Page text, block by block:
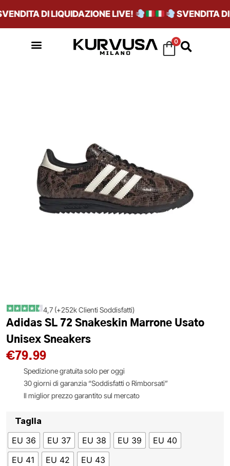
DI LIQUIDAZIONE LIVE! SVENDITA DI
0
4,7 (+252k Clienti Soddisfatti)
Adidas SL 72 Snakeskin Marrone Usato
Unisex Sneakers
€79.99
Spedizione gratuita solo per oggi
30 giorni di garanzia “Soddisfatti o Rimborsati”
Il miglior prezzo garantito sul mercato
Taglia
EU 36
EU 37 EU 38 EU 39
EU 40
EU 41
EU 42 EU 43